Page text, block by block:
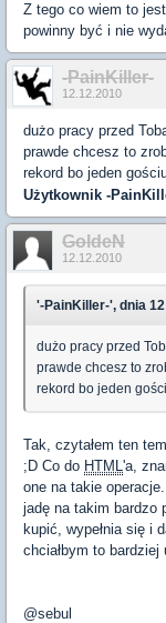
Z tego co wiem to
powinny być i nie
-PainKiller-
12.12.2010
dużo pracy przed
prawde chcesz to
rekord bo jeden
Użytkownik -
GoldeN
12.12.2010
'-PainKiller-', dnia
dużo pracy przed
prawde chcesz to
rekord bo jeden
Tak, czytałem ten
;D Co do HTML 'a,
one na takie
jadę na takim bardzo
kupić, wypełnia się i
chciałbym to bardziej
@sebul